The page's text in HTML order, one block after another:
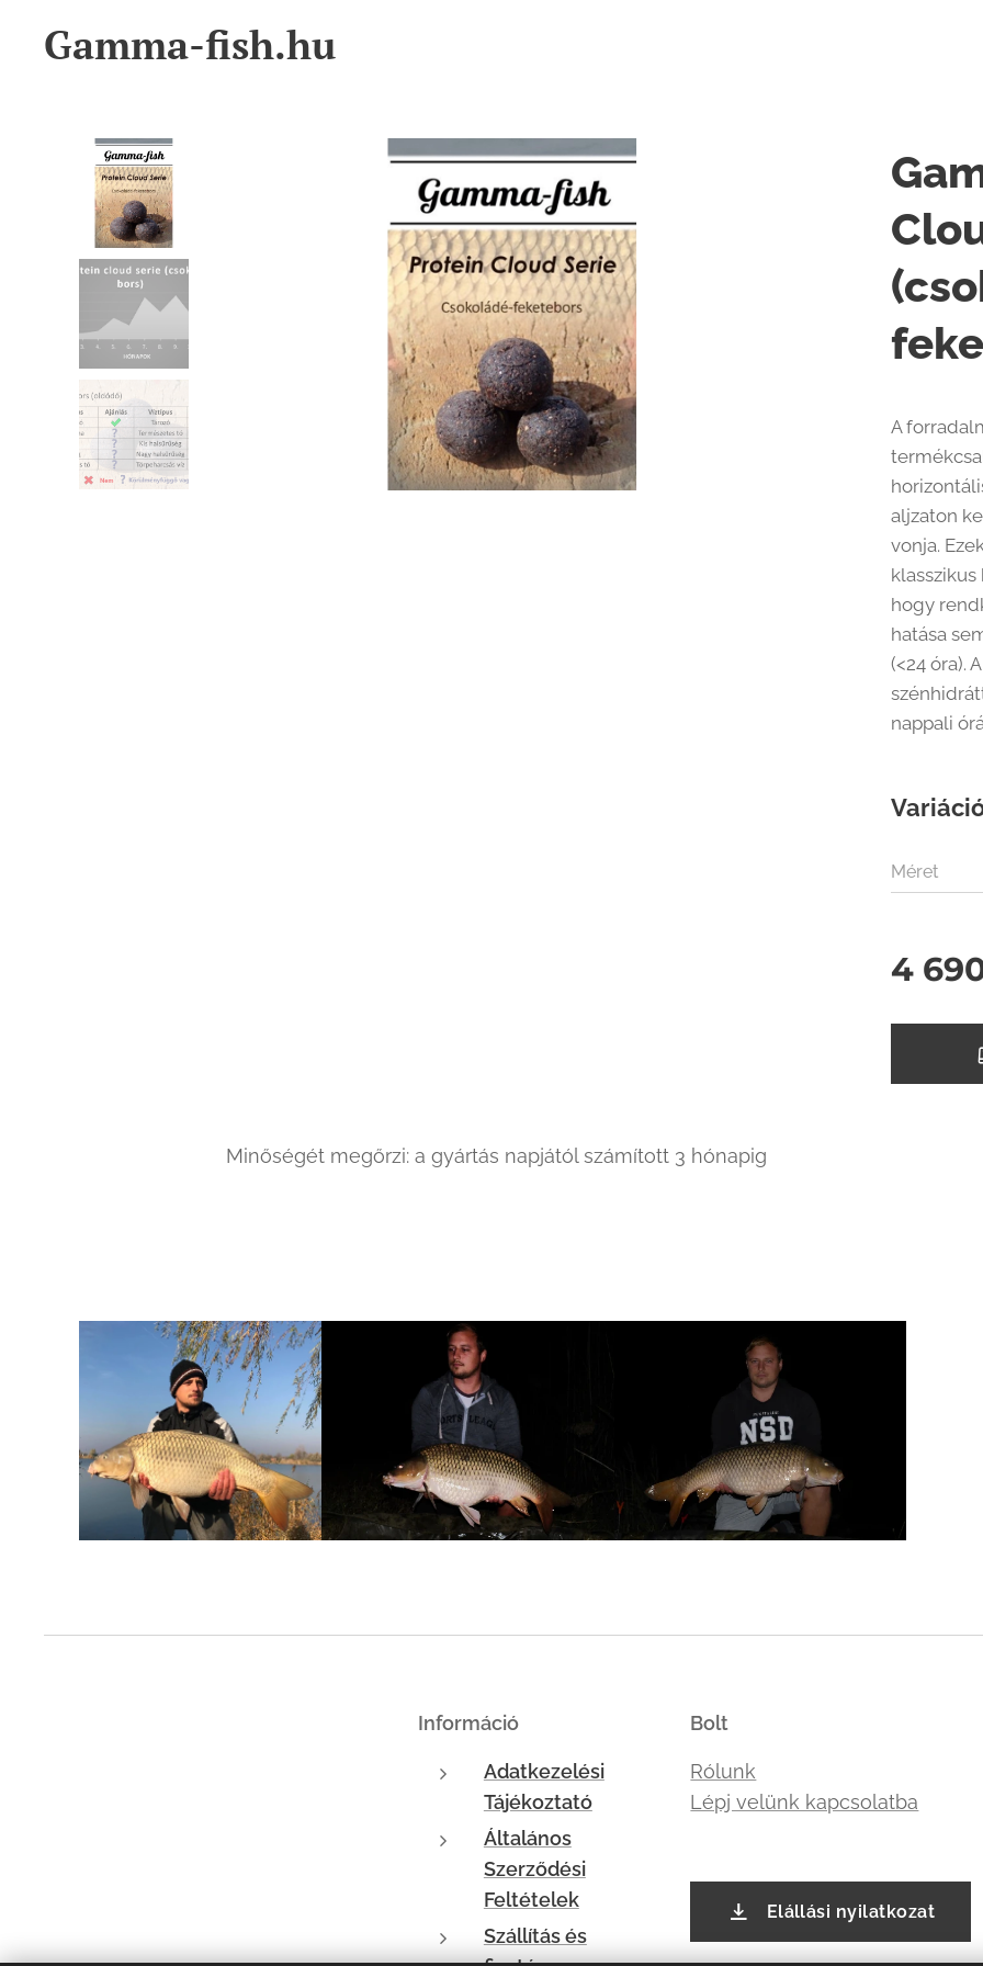
Gamma-fish.hu
A
aljzaton
vonja.
hogy
hatása
(<24 óra).
nappali
Méret
4
Minőségét megőrzi: a gyártás napjától számított 3 hónapig
Információ
Adatkezelési
Tájékoztató
Általános
Szerződési
Feltételek
Szállítás és
Bolt
Rólunk
Lépj velünk kapcsolatba
Elállási nyilatkozat